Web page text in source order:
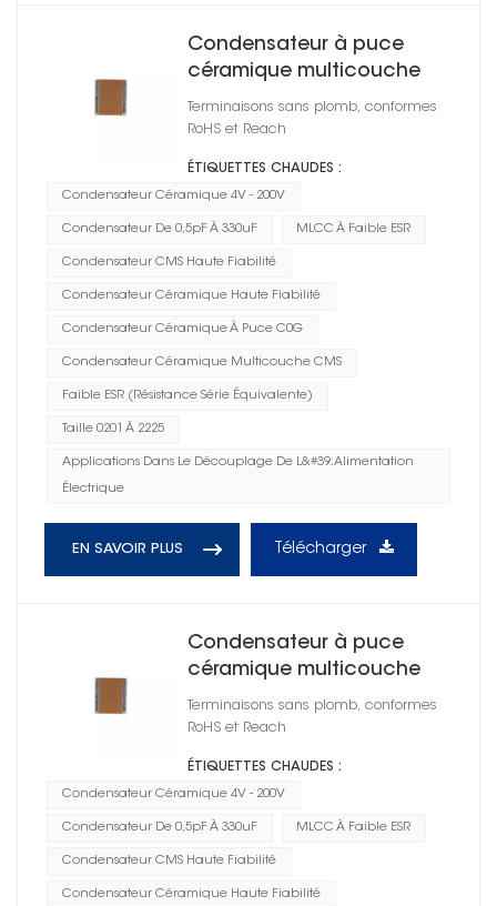
Condensateur à puce
céramique multicouche
CMS 2220
Terminaisons sans plomb, conformes
RoHS et Reach
ÉTIQUETTES CHAUDES :
Condensateur Céramique 4V - 200V
Condensateur De 0,5pF À 330uF MLCC À Faible ESR
Condensateur CMS Haute Fiabilité
Condensateur Céramique Haute Fiabilité
Condensateur Céramique À Puce C0G
Condensateur Céramique Multicouche CMS
Faible ESR (résistance Série Équivalente)
Taille 0201 À 2225
Applications Dans Le Découplage De L&#39;alimentation
Électrique
EN SAVOIR PLUS Télécharger
Condensateur à puce
céramique multicouche
CMS 2225
Terminaisons sans plomb, conformes
RoHS et Reach
ÉTIQUETTES CHAUDES :
Condensateur Céramique 4V - 200V
Condensateur De 0,5pF À 330uF MLCC À Faible ESR
Condensateur CMS Haute Fiabilité
Condensateur Céramique Haute Fiabilité